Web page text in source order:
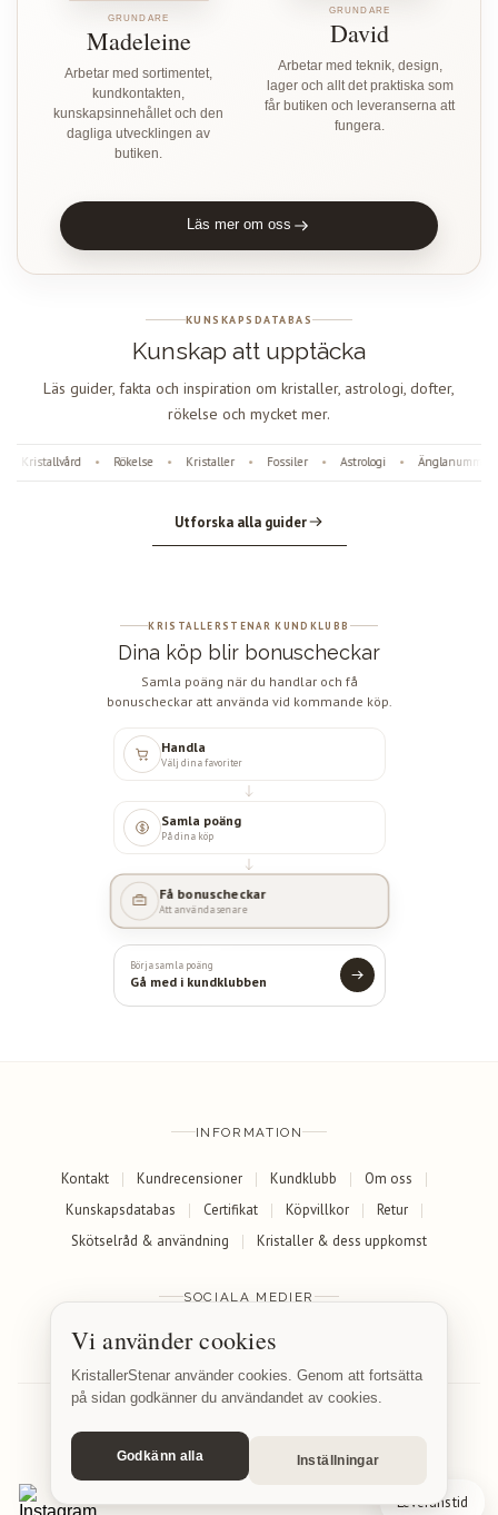
GRUNDARE
Madeleine
Arbetar med sortimentet,
kundkontakten,
kunskapsinnehållet och den
dagliga utvecklingen av
butiken.
GRUNDARE
David
Arbetar med teknik, design,
lager och allt det praktiska som
får butiken och leveranserna att
fungera.
Läs mer om oss
KUNSKAPSDATABAS
Kunskap att upptäcka
Läs guider, fakta och inspiration om kristaller, astrologi, dofter,
rökelse och mycket mer.
Kristallvård • Rökelse • Kristaller • Fossiler • Astrologi • Änglanummer
Utforska alla guider
KRISTALLERSTENAR KUNDKLUBB
Dina köp blir bonuscheckar
Samla poäng när du handlar och få
bonuscheckar att använda vid kommande köp.
Handla
Välj dina favoriter
Samla poäng
På dina köp
Få bonuscheckar
Att använda senare
Börja samla poäng
Gå med i kundklubben
INFORMATION
Kontakt Kundrecensioner Kundklubb
Om oss
Kunskapsdatabas
Certifikat Köpvillkor
Retur
Skötselråd & användning
Kristaller & dess uppkomst
SOCIALA MEDIER
Facebook
Vi använder cookies
KristallerStenar använder cookies. Genom att fortsätta
på sidan godkänner du användandet av cookies.
Godkänn alla Inställningar